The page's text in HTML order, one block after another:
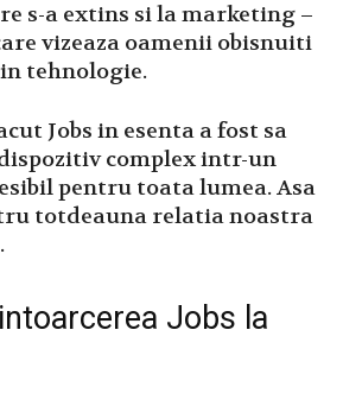
s-a extins si la marketing –
vizeaza oamenii obisnuiti
tehnologie.
Jobs in esenta a fost sa
complex intr-un
pentru toata lumea. Asa
totdeauna relatia noastra
Jobs la